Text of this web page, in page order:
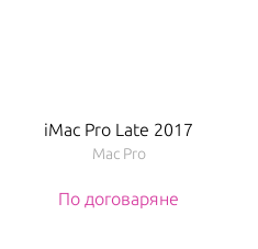
iMac Pro Late 2017
Mac Pro
По договаряне